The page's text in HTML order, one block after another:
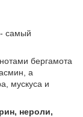
- самый
бергамота
а
мускуса и
нероли,